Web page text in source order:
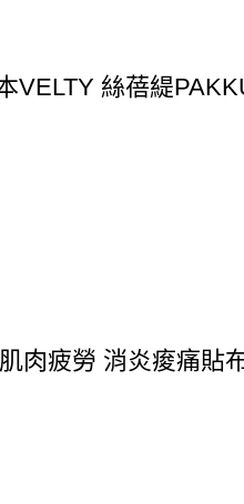
VELTY 絲蓓緹
肉疲勞 消炎痠痛貼